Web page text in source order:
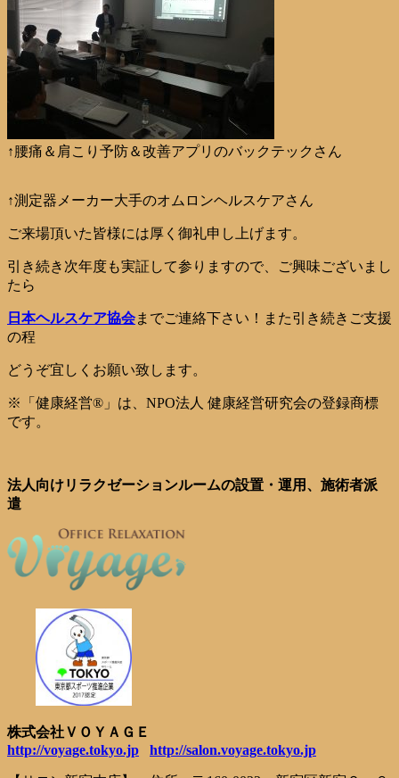
↑腰痛＆肩こり予防＆改善アプリのバックテックさん
↑測定器メーカー大手のオムロンヘルスケアさん
ご来場頂いた皆様には厚く御礼申し上げます。
引き続き次年度も実証して参りますので、ご興味ございまし
たら
日本ヘルスケア協会までご連絡下さい！また引き続きご支援
の程
どうぞ宜しくお願い致します。
※「健康経営®」は、NPO法人 健康経営研究会の登録商標
です。
法人向けリラクゼーションルームの設置・運用、施術者派
遣
株式会社ＶＯＹＡＧＥ
http://voyage.tokyo.jp
http://salon.voyage.tokyo.jp